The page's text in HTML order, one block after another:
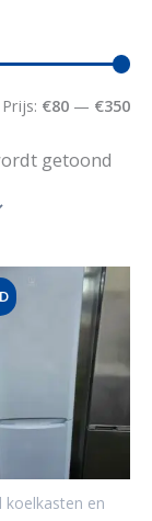
MM
Prijs: €80 — €350
getoond
koelkasten en